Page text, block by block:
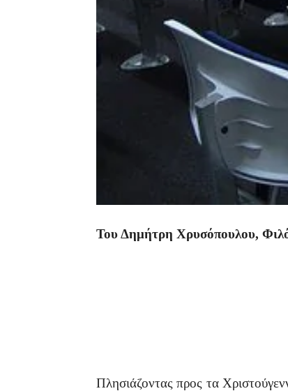
Του Δημήτρη Χρυσόπουλου,
Πλησιάζοντας προς τα